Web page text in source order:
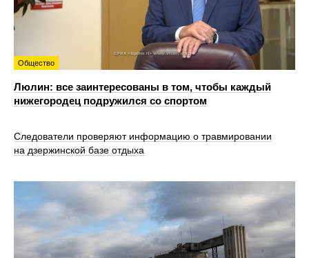
Общество
Люлин: все заинтересованы в том, чтобы каждый
нижегородец подружился со спортом
Следователи проверяют информацию о травмировании
на дзержинской базе отдыха